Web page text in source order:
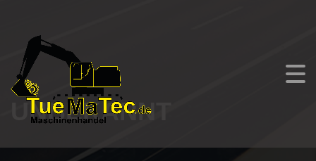
UNBEKANNT